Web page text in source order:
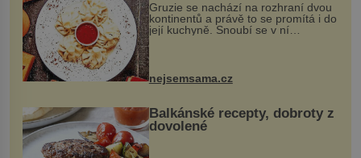
Gruzie se nachází na rozhraní dvou
kontinentů a právě to se promítá i do
její kuchyně. Snoubí se v ní
evropské a asijské chutě a díky tomu
vznikají rozmanité a chuťově bohaté
pokrmy, které rozhodně st...
nejsemsama.cz
Balkánské recepty, dobroty z
dovolené